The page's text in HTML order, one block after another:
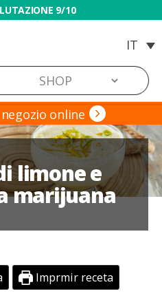
AI MINORI
online
limone e
marijuana
Imprmir receta